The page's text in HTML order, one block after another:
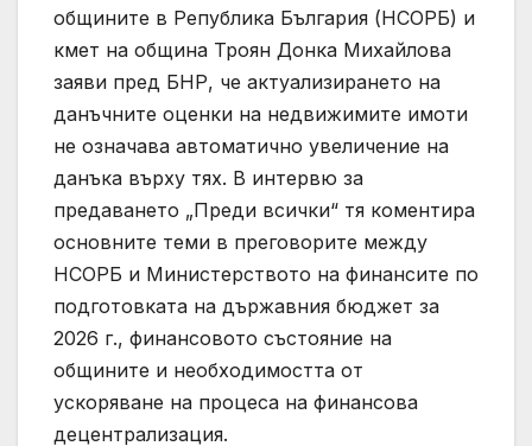
общините в Република България (НСОРБ) и
кмет на община Троян Донка Михайлова
заяви пред БНР, че актуализирането на
данъчните оценки на недвижимите имоти
не означава автоматично увеличение на
данъка върху тях. В интервю за
предаването „Преди всички“ тя коментира
основните теми в преговорите между
НСОРБ и Министерството на финансите по
подготовката на държавния бюджет за
2026 г., финансовото състояние на
общините и необходимостта от
ускоряване на процеса на финансова
децентрализация.